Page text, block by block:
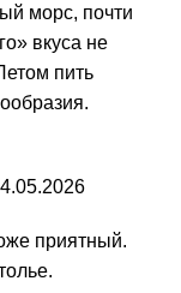
морс, почти
вкуса не
пить
приятный.